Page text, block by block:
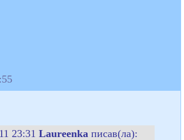
23:31 Laureenka писав(ла):